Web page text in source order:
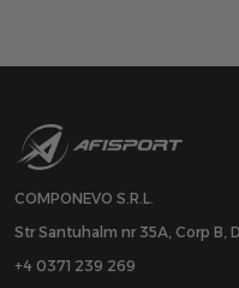
COMPONEVO S.R.L.
Str Santuhalm nr 35A, Corp B,
+4 0371 239 269